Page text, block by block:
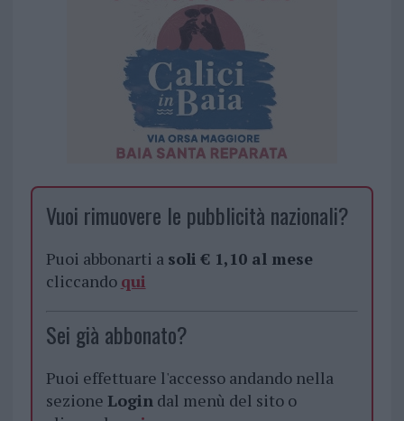
Vuoi rimuovere le pubblicità nazionali?
Puoi abbonarti a soli € 1,10 al mese
cliccando qui
Sei già abbonato?
Puoi effettuare l'accesso andando nella
sezione Logindal menù del sito o